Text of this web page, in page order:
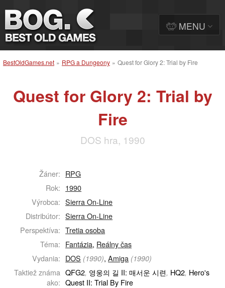
BestOldGames.net » RPG a Dungeony » Quest for Glory 2: Trial by Fire
Quest for Glory 2: Trial by
Fire
DOS hra, 1990
Žáner: RPG
Rok: 1990
Výrobca: Sierra On-Line
Distribútor: Sierra On-Line
Perspektíva: Tretia osoba
Téma: Fantázia, Reálny čas
Vydania: DOS (1990),Amiga (1990)
Taktiež známa
ako:
QFG2, 영웅의 길 II: 매서운 시련, HQ2, Hero's
Quest II: Trial By Fire
MENU